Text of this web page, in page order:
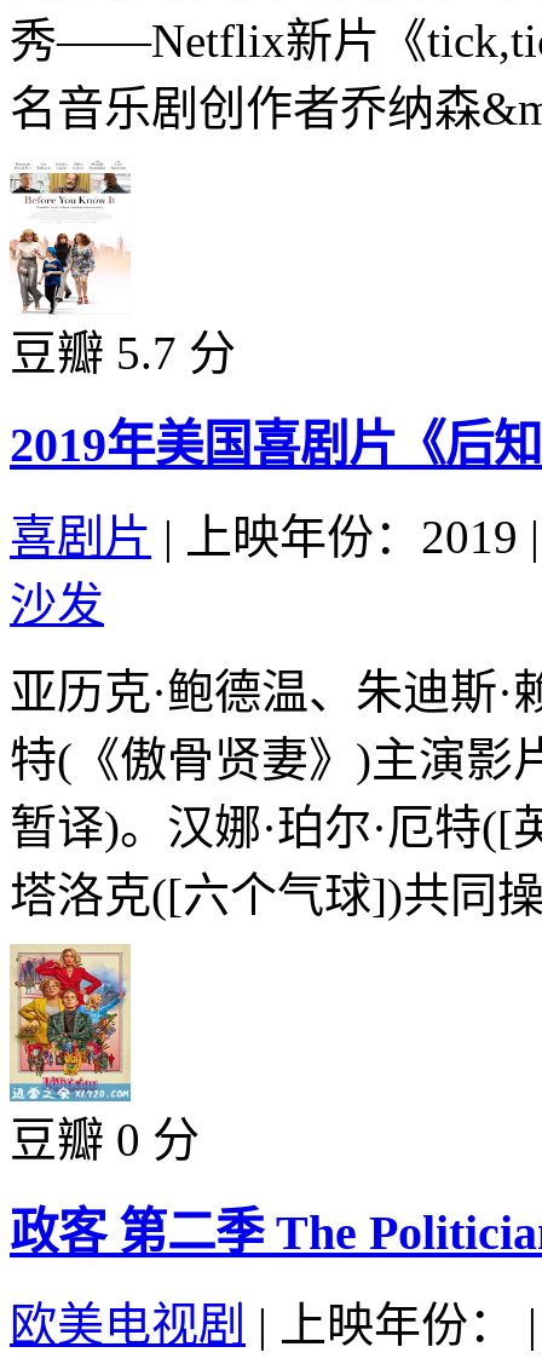
秀——Netflix新片《
名音乐剧创作者乔纳森
豆瓣 5.7 分
2019年美国喜剧片《后
喜剧片 | 上映年份：2019 |
沙发
亚历克·鲍德温、朱迪斯·
特(《傲骨贤妻》)主演影
暂译)。汉娜·珀尔·厄特
塔洛克([六个气球])共同
豆瓣 0 分
政客 第二季 The
欧美电视剧 | 上映年份：
|